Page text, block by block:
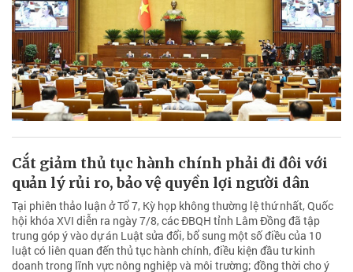
Cắt giảm thủ tục hành chính phải đi đôi với
quản lý rủi ro, bảo vệ quyền lợi người dân
Tại phiên thảo luận ở Tổ 7, Kỳ họp không thường lệ thứ nhất, Quốc
hội khóa XVI diễn ra ngày 7/8, các ĐBQH tỉnh Lâm Đồng đã tập
trung góp ý vào dự án Luật sửa đổi, bổ sung một số điều của 10
luật có liên quan đến thủ tục hành chính, điều kiện đầu tư kinh
doanh trong lĩnh vực nông nghiệp và môi trường; đồng thời cho ý